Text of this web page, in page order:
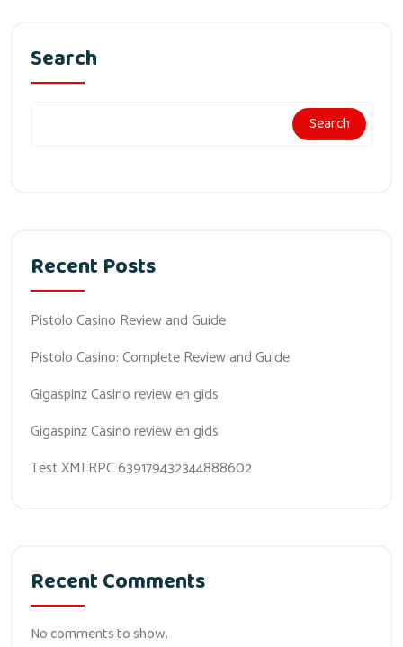
Search
Search
Recent Posts
Pistolo Casino Review and Guide
Pistolo Casino: Complete Review and Guide
Gigaspinz Casino review en gids
Gigaspinz Casino review en gids
Test XMLRPC 639179432344888602
Recent Comments
No comments to show.